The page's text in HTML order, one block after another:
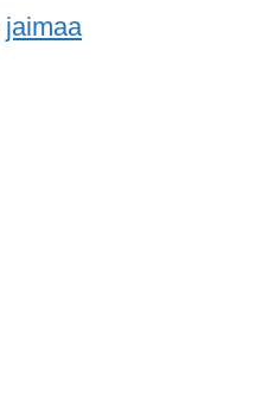
jaimaa